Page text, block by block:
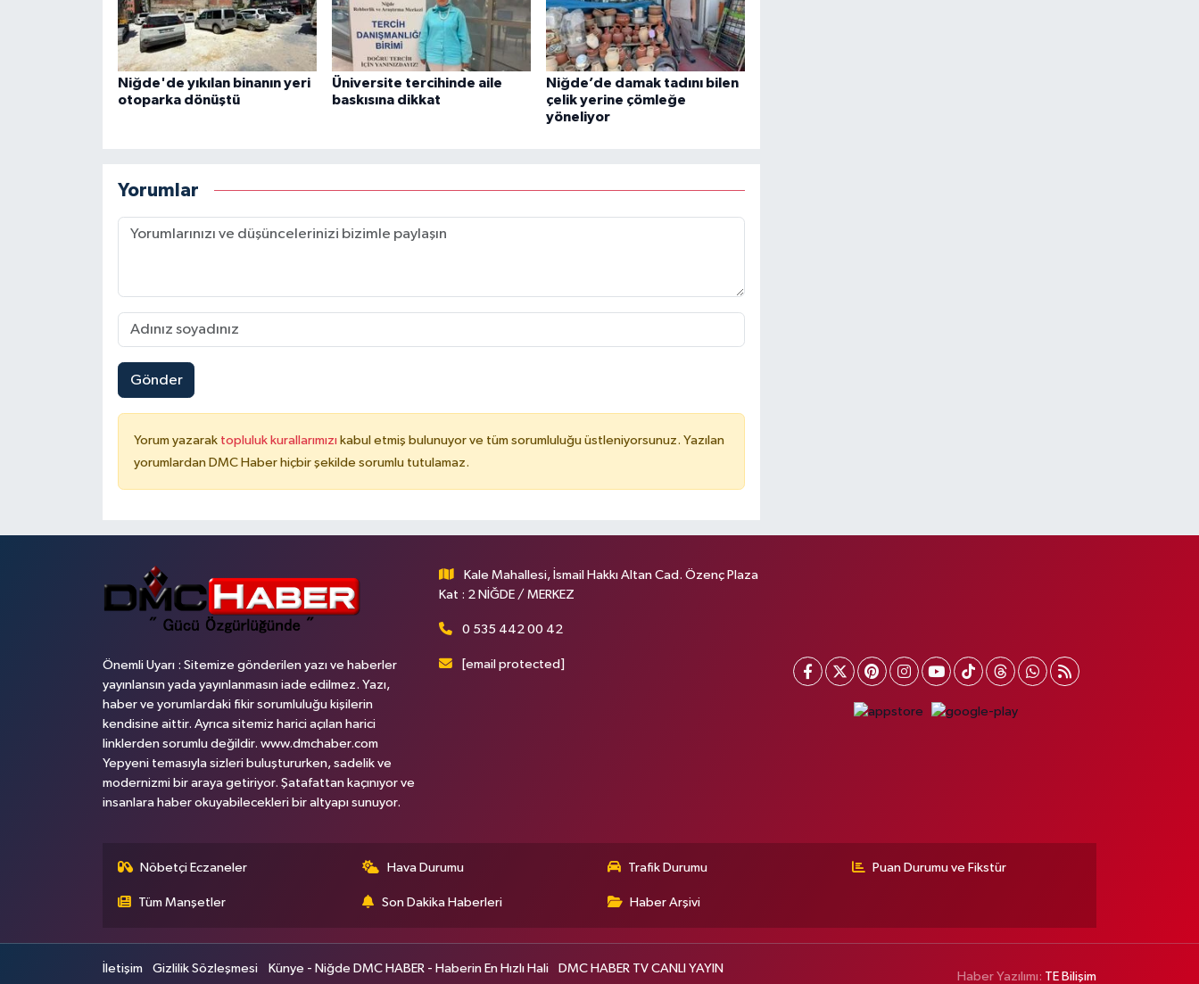
Niğde'de yıkılan binanın yeri
otoparka dönüştü
Üniversite tercihinde aile
baskısına dikkat
Niğde’de damak tadını bilen
çelik yerine çömleğe
yöneliyor
Yorumlar
Gönder
Yorum yazarak topluluk kurallarımızı kabul etmiş bulunuyor ve tüm sorumluluğu üstleniyorsunuz. Yazılan
yorumlardan DMC Haber hiçbir şekilde sorumlu tutulamaz.
Önemli Uyarı : Sitemize gönderilen yazı ve haberler
yayınlansın yada yayınlanmasın iade edilmez. Yazı,
haber ve yorumlardaki fikir sorumluluğu kişilerin
kendisine aittir. Ayrıca sitemiz harici açılan harici
linklerden sorumlu değildir. www.dmchaber.com
Yepyeni temasıyla sizleri buluştururken, sadelik ve
modernizmi bir araya getiriyor. Şatafattan kaçınıyor ve
insanlara haber okuyabilecekleri bir altyapı sunuyor.
Kale Mahallesi, İsmail Hakkı Altan Cad. Özenç Plaza
Kat : 2 NİĞDE / MERKEZ
0 535 442 00 42
[email protected]
Nöbetçi Eczaneler Hava Durumu Trafik Durumu Puan Durumu ve Fikstür
Tüm Manşetler Son Dakika Haberleri Haber Arşivi
İletişim Gizlilik Sözleşmesi Künye - Niğde DMC HABER - Haberin En Hızlı Hali DMC HABER TV CANLI YAYIN
Haber Yazılımı: TE Bilişim